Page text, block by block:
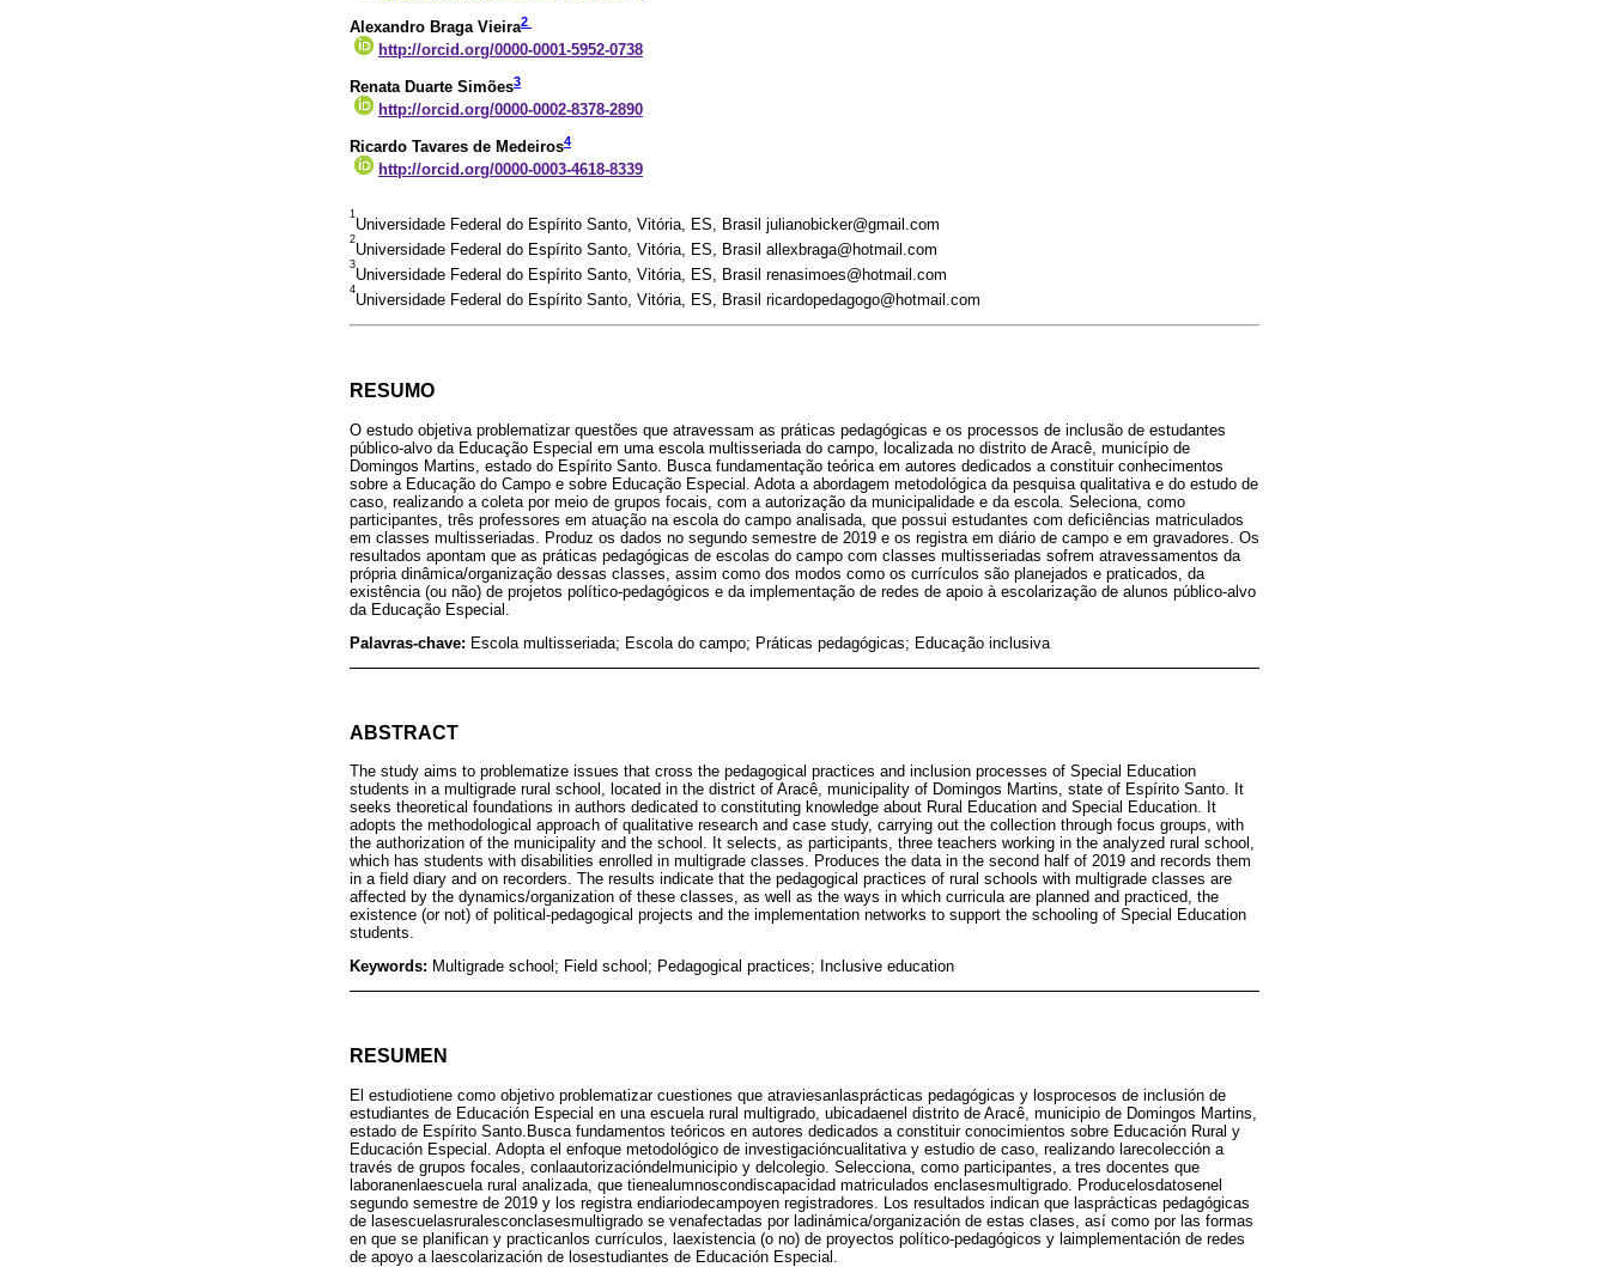
Alexandro Braga Vieira2
http://orcid.org/0000-0001-5952-0738
Renata Duarte Simões3
http://orcid.org/0000-0002-8378-2890
Ricardo Tavares de Medeiros4
http://orcid.org/0000-0003-4618-8339
1
Universidade Federal do Espírito Santo, Vitória, ES, Brasil julianobicker@gmail.com
2
Universidade Federal do Espírito Santo, Vitória, ES, Brasil allexbraga@hotmail.com
3
Universidade Federal do Espírito Santo, Vitória, ES, Brasil renasimoes@hotmail.com
4
Universidade Federal do Espírito Santo, Vitória, ES, Brasil ricardopedagogo@hotmail.com
RESUMO
O estudo objetiva problematizar questões que atravessam as práticas pedagógicas e os processos de inclusão de estudantes
público-alvo da Educação Especial em uma escola multisseriada do campo, localizada no distrito de Aracê, município de
Domingos Martins, estado do Espírito Santo. Busca fundamentação teórica em autores dedicados a constituir conhecimentos
sobre a Educação do Campo e sobre Educação Especial. Adota a abordagem metodológica da pesquisa qualitativa e do estudo de
caso, realizando a coleta por meio de grupos focais, com a autorização da municipalidade e da escola. Seleciona, como
participantes, três professores em atuação na escola do campo analisada, que possui estudantes com deficiências matriculados
em classes multisseriadas. Produz os dados no segundo semestre de 2019 e os registra em diário de campo e em gravadores. Os
resultados apontam que as práticas pedagógicas de escolas do campo com classes multisseriadas sofrem atravessamentos da
própria dinâmica/organização dessas classes, assim como dos modos como os currículos são planejados e praticados, da
existência (ou não) de projetos político-pedagógicos e da implementação de redes de apoio à escolarização de alunos público-alvo
da Educação Especial.
Palavras-chave: Escola multisseriada; Escola do campo; Práticas pedagógicas; Educação inclusiva
ABSTRACT
The study aims to problematize issues that cross the pedagogical practices and inclusion processes of Special Education
students in a multigrade rural school, located in the district of Aracê, municipality of Domingos Martins, state of Espírito Santo. It
seeks theoretical foundations in authors dedicated to constituting knowledge about Rural Education and Special Education. It
adopts the methodological approach of qualitative research and case study, carrying out the collection through focus groups, with
the authorization of the municipality and the school. It selects, as participants, three teachers working in the analyzed rural school,
which has students with disabilities enrolled in multigrade classes. Produces the data in the second half of 2019 and records them
in a field diary and on recorders. The results indicate that the pedagogical practices of rural schools with multigrade classes are
affected by the dynamics/organization of these classes, as well as the ways in which curricula are planned and practiced, the
existence (or not) of political-pedagogical projects and the implementation networks to support the schooling of Special Education
students.
Keywords: Multigrade school; Field school; Pedagogical practices; Inclusive education
RESUMEN
El estudiotiene como objetivo problematizar cuestiones que atraviesanlasprácticas pedagógicas y losprocesos de inclusión de
estudiantes de Educación Especial en una escuela rural multigrado, ubicadaenel distrito de Aracê, municipio de Domingos Martins,
estado de Espírito Santo.Busca fundamentos teóricos en autores dedicados a constituir conocimientos sobre Educación Rural y
Educación Especial. Adopta el enfoque metodológico de investigacióncualitativa y estudio de caso, realizando larecolección a
través de grupos focales, conlaautorizacióndelmunicipio y delcolegio. Selecciona, como participantes, a tres docentes que
laboranenlaescuela rural analizada, que tienealumnoscondiscapacidad matriculados enclasesmultigrado. Producelosdatosenel
segundo semestre de 2019 y los registra endiariodecampoyen registradores. Los resultados indican que lasprácticas pedagógicas
de lasescuelasruralesconclasesmultigrado se venafectadas por ladinámica/organización de estas clases, así como por las formas
en que se planifican y practicanlos currículos, laexistencia (o no) de proyectos político-pedagógicos y laimplementación de redes
de apoyo a laescolarización de losestudiantes de Educación Especial.